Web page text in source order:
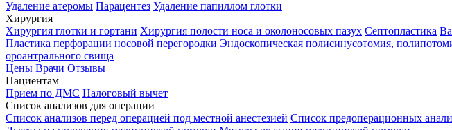
Удаление атеромы Парацентез Удаление папиллом глотки
Хирургия
Хирургия глотки и гортани Хирургия полости носа и околоносовых пазух Септопластика
Пластика перфорации носовой перегородки Эндоскопическая полисинусотомия,
ороантрального свища
Цены Врачи Отзывы
Пациентам
Прием по ДМС Налоговый вычет
Список анализов для операции
Список анализов перед операцией под местной анестезией Список предоперационных